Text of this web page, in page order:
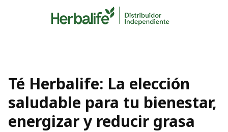
Té Herbalife: La elección
saludable para tu bienestar,
energizar y reducir grasa